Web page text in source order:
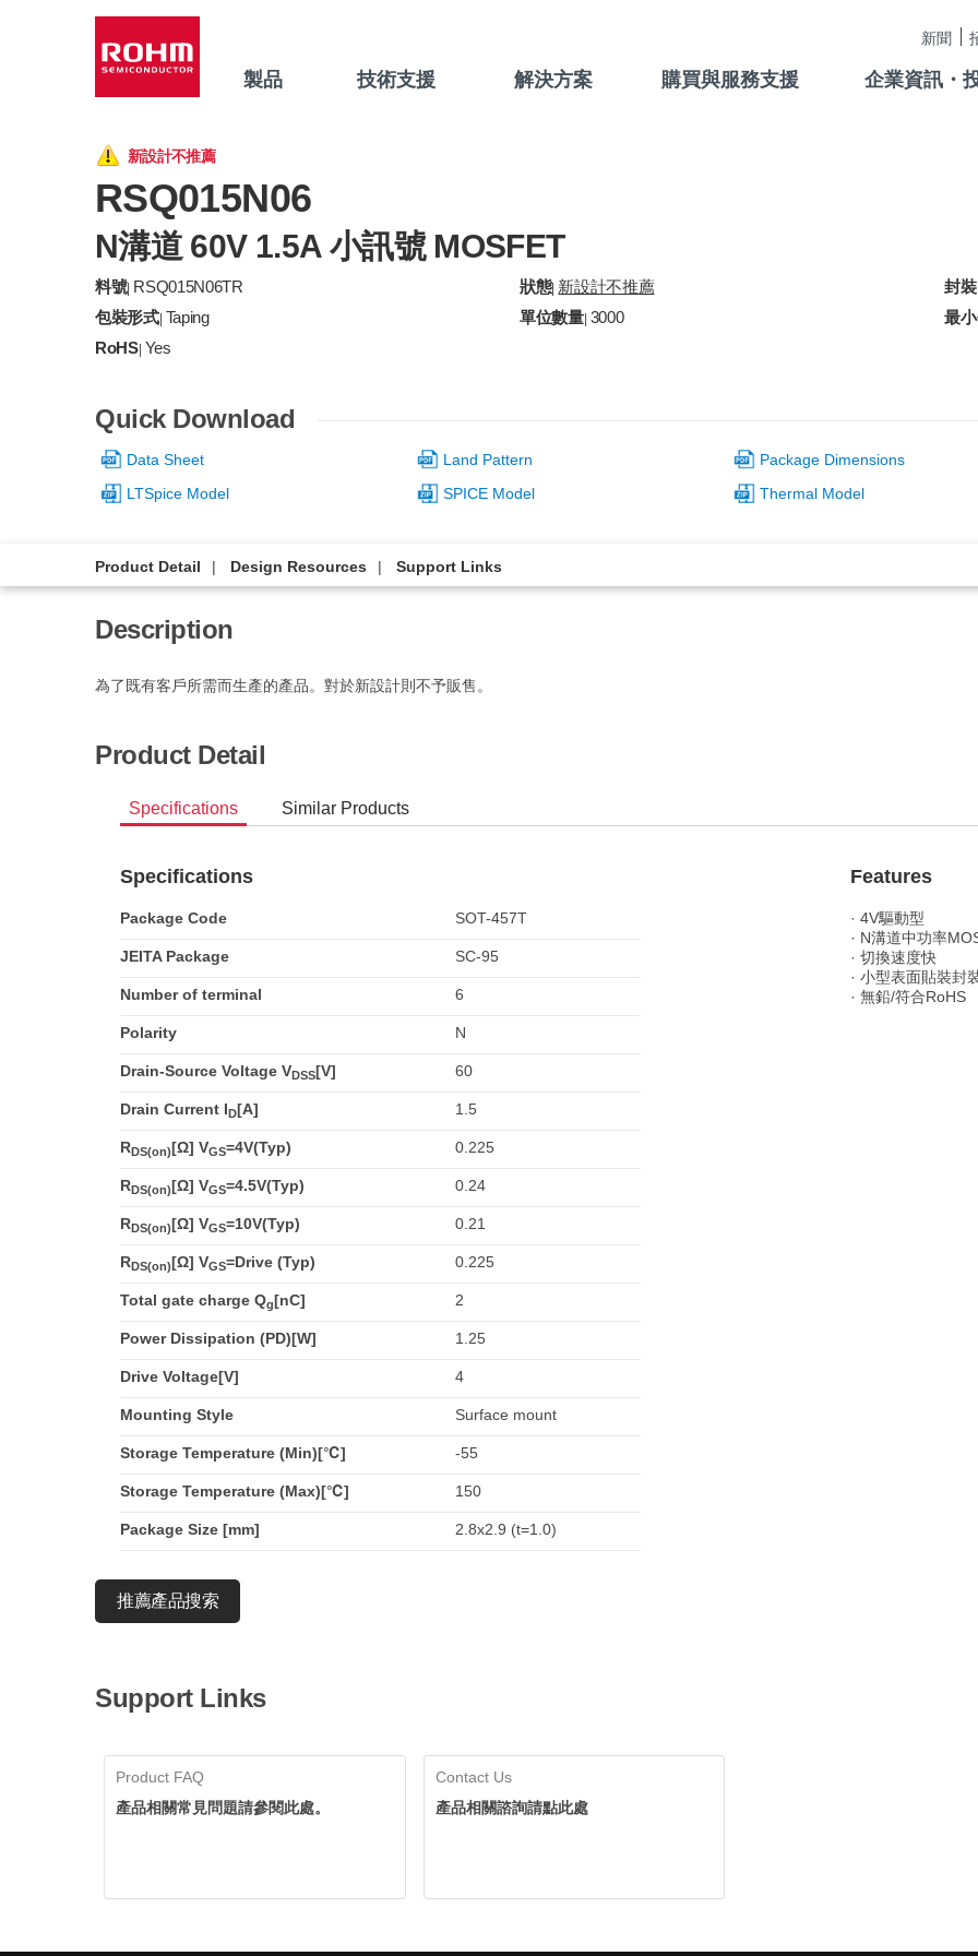
新聞
製品 技術支援 解決方案 購買與服務支援 企業資訊・
新設計不推薦
RSQ015N06
N溝道 60V 1.5A 小訊號 MOSFET
料號| RSQ015N06TR 狀態| 新設計不推薦 封裝|
包裝形式| Taping 單位數量| 3000 最
RoHS| Yes
Quick Download
Data Sheet Land Pattern Package Dimensions
LTSpice Model
SPICE Model Thermal Model
Product Detail Design Resources Support Links
Description
為了既有客戶所需而生產的產品。對於新設計則不予販售。
Product Detail
Specifications Similar Products
Specifications
Package Code SOT-457T
JEITA Package SC-95
Number of terminal 6
Polarity N
Drain-Source Voltage VDSS[V] 60
Drain Current ID[A] 1.5
RDS(on)[Ω] VGS=4V(Typ) 0.225
RDS(on)[Ω] VGS=4.5V(Typ) 0.24
RDS(on)[Ω] VGS=10V(Typ) 0.21
RDS(on)[Ω] VGS=Drive (Typ) 0.225
Total gate charge Qg[nC] 2
Power Dissipation (PD)[W] 1.25
Drive Voltage[V] 4
Mounting Style Surface mount
Storage Temperature (Min)[℃] -55
Storage Temperature (Max)[℃] 150
Package Size [mm] 2.8x2.9 (t=1.0)
Features
· 4V驅動型
· N溝道中功率
· 切換速度快
· 小型表面貼裝封
· 無鉛/符合RoHS
推薦產品搜索
Support Links
Product FAQ
產品相關常見問題請參閱此處。
Contact Us
產品相關諮詢請點此處